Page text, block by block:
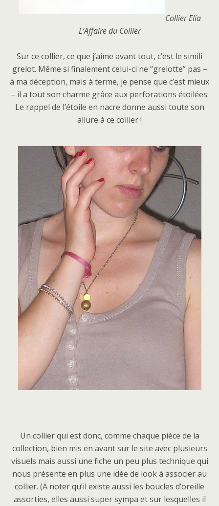
Collier Elia
L’Affaire du Collier
Sur ce collier, ce que j’aime avant tout, c’est le simili
grelot. Même si finalement celui-ci ne “grelotte” pas –
à ma déception, mais à terme, je pense que c’est mieux
– il a tout son charme grâce aux perforations étoilées.
Le rappel de l’étoile en nacre donne aussi toute son
allure à ce collier !
Un collier qui est donc, comme chaque pièce de la
collection, bien mis en avant sur le site avec plusieurs
visuels mais aussi une fiche un peu plus technique qui
nous présente en plus une idée de look à associer au
collier. (A noter qu’il existe aussi les boucles d’oreille
assorties, elles aussi super sympa et sur lesquelles il